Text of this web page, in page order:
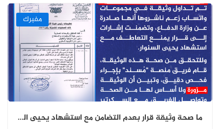
مفبرك
ما صحة وثيقة قرار بعدم التضامن مع استشهاد يحيى السنوار